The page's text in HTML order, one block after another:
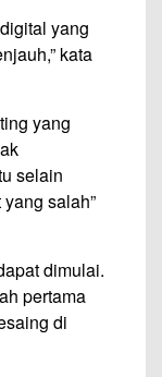
yang
kata
yang
selain
salah”
dimulai.
pertama
di